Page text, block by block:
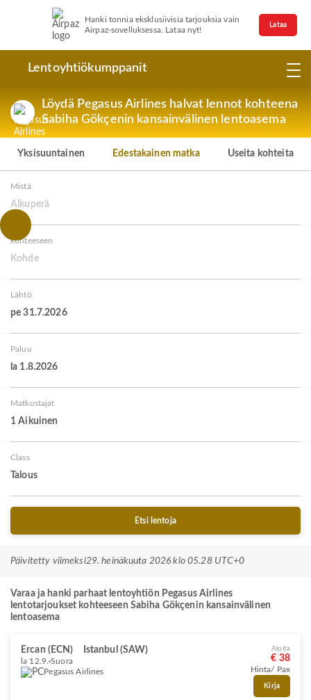
Hanki tonnia eksklusiivisia tarjouksia vain
Airpaz-sovelluksessa. Lataa nyt!
Lataa
Lentoyhtiökumppanit
Löydä Pegasus Airlines halvat lennot kohteena
Sabiha Gökçenin kansainvälinen lentoasema
Yksisuuntainen Edestakainen matka Useita kohteita
Mistä
Alkuperä
kohteeseen
Kohde
Lähtö
pe 31.7.2026
Paluu
la 1.8.2026
Matkustajat
1 Aikuinen
Class
Talous
Etsi lentoja
Päivitetty viimeksi29. heinäkuuta 2026 klo 05.28 UTC+0
Varaa ja hanki parhaat lentoyhtiön Pegasus Airlines
lentotarjoukset kohteeseen Sabiha Gökçenin kansainvälinen
lentoasema
Ercan (ECN) Istanbul (SAW)
la 12.9. Suora
Pegasus Airlines
Aloita
€ 38
Hinta/ Pax
Kirja